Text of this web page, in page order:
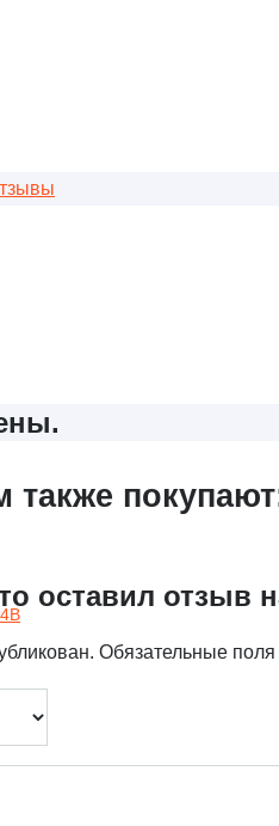
оставил отзыв
Обязательные
также